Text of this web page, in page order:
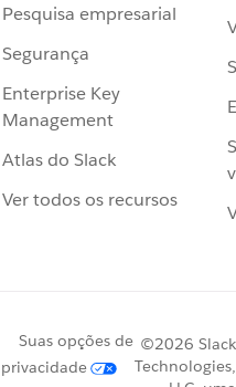
Pesquisa empresarial
Segurança
Enterprise Key
Management
Atlas do Slack
Ver todos os recursos
Suas opções de
privacidade
©2026 Slack
Technologies,